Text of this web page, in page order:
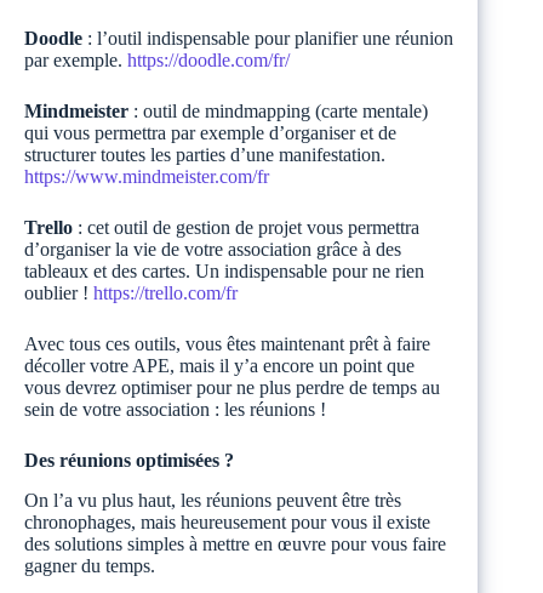
Doodle : l’outil indispensable pour planifier une réunion
par exemple. https://doodle.com/fr/
Mindmeister : outil de mindmapping (carte mentale)
qui vous permettra par exemple d’organiser et de
structurer toutes les parties d’une manifestation.
https://www.mindmeister.com/fr
Trello : cet outil de gestion de projet vous permettra
d’organiser la vie de votre association grâce à des
tableaux et des cartes. Un indispensable pour ne rien
oublier ! https://trello.com/fr
Avec tous ces outils, vous êtes maintenant prêt à faire
décoller votre APE, mais il y’a encore un point que
vous devrez optimiser pour ne plus perdre de temps au
sein de votre association : les réunions !
Des réunions optimisées ?
On l’a vu plus haut, les réunions peuvent être très
chronophages, mais heureusement pour vous il existe
des solutions simples à mettre en œuvre pour vous faire
gagner du temps.